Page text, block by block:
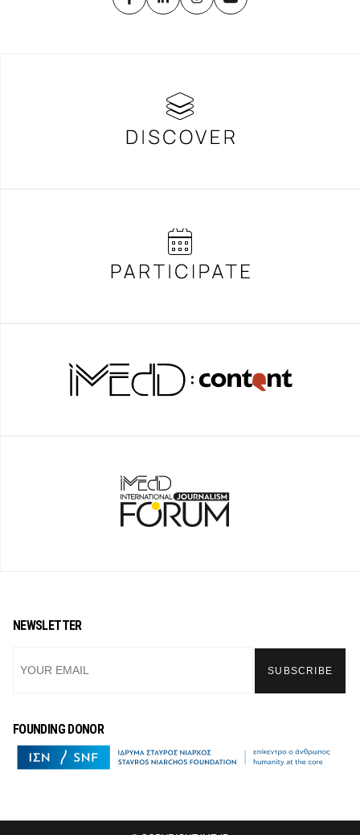
FOUNDING DONOR
NEWSLETTER